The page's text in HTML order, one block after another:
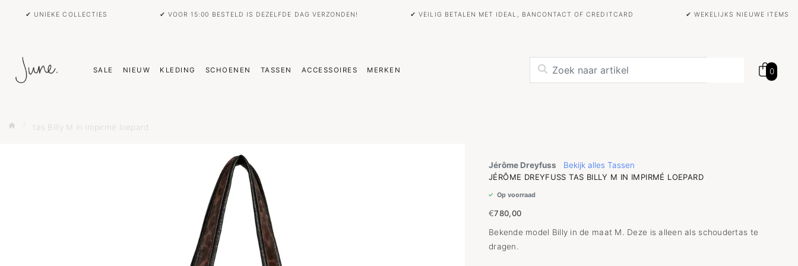
✔ UNIEKE COLLECTIES ✔ VOOR 15:00 BESTELD IS DEZELFDE DAG VERZONDEN! ✔ VEILIG BETALEN MET IDEAL, BANCONTACT OF CREDITCARD ✔ WEKELIJKS NIEUWE ITEMS
SALE NIEUW KLEDING SCHOENEN TASSEN ACCESSOIRES MERKEN 0
tas Billy M in impirmé loepard
Jérôme Dreyfuss
Bekijk alles Tassen
JÉRÔME DREYFUSS TAS BILLY M IN IMPIRMÉ LOEPARD
Op voorraad
€780,00
Bekende model Billy in de maat M. Deze is alleen als schoudertas te
dragen.